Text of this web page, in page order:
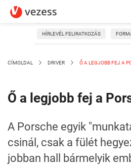
HÍRLEVÉL FELIRATKOZÁS
CÍMOLDAL DRIVER Ő A LEGJOBB FEJ A
Ő a legjobb fej a
A Porsche egyik
csinál, csak a fülét
jobban hall bármelyik